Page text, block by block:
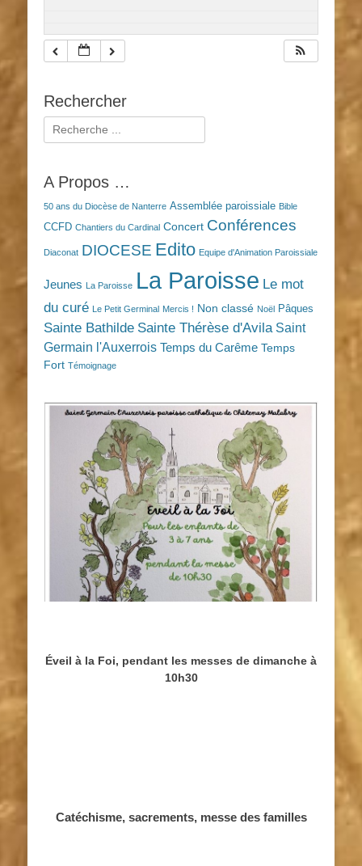
Rechercher
Rechercher :
A Propos …
50 ans du Diocèse de Nanterre Assemblée paroissiale Bible
CCFD Chantiers du Cardinal Concert Conférences
Diaconat DIOCESE Edito Equipe d'Animation Paroissiale
Jeunes La Paroisse La Paroisse Le mot
du curé Le Petit Germinal Mercis ! Non classé Noël Pâques
Sainte Bathilde Sainte Thérèse d'Avila Saint
Germain l'Auxerrois Temps du Carême Temps
Fort Témoignage
Éveil à la Foi, pendant les messes de dimanche à
10h30
Catéchisme, sacrements, messe des familles